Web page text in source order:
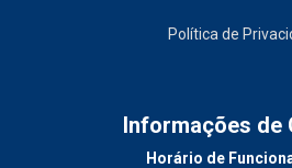
Política de
Informações de
Horário de